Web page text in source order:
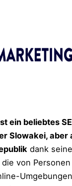
ein beliebtes
Slowakei, aber
dank
von Personen